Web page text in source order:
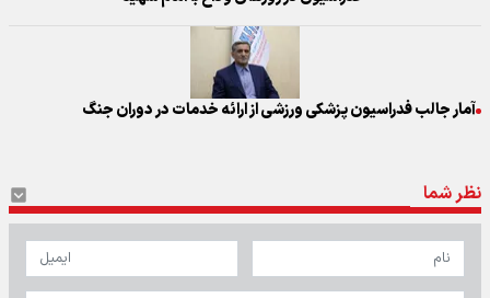
آمار جالب فدراسیون پزشکی ورزشی از ارائه خدمات در دوران جنگ
نظر شما